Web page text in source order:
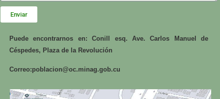
Enviar
Puede encontrarnos en: Conill esq. Ave. Carlos Manuel de
Céspedes, Plaza de la Revolución
Correo:poblacion@oc.minag.gob.cu